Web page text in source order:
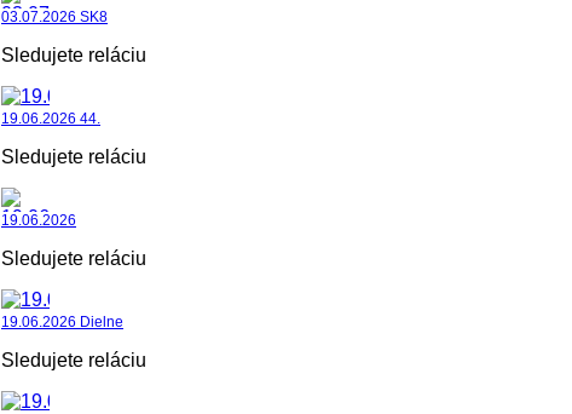
03.07.2026 SK8
Sledujete reláciu
19.06.2026 44.
Sledujete reláciu
19.06.2026
Sledujete reláciu
19.06.2026 Dielne
Sledujete reláciu